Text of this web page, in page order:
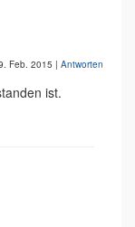
Feb. 2015 | Antworten
ist.